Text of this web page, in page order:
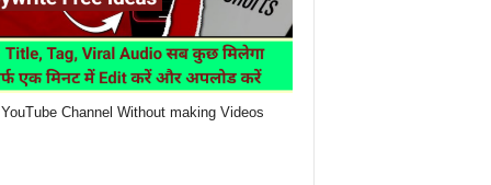
Channel Without making Videos